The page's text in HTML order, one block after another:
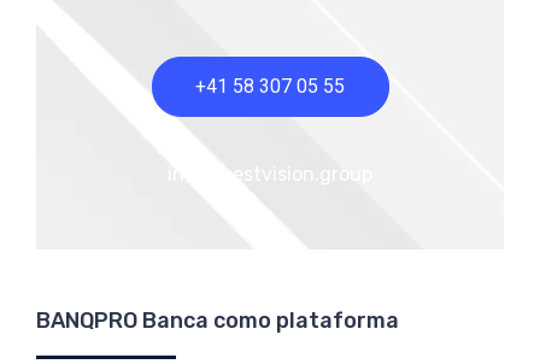
+41 58 307 05 55
BANQPRO Banca como plataforma